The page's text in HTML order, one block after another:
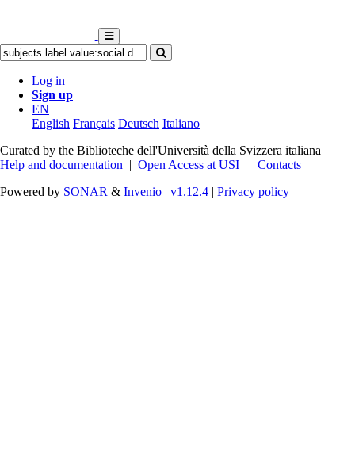
Log in
Sign up
EN
English Français Deutsch Italiano
Curated by the Biblioteche dell'Università della Svizzera italiana
Help and documentation | Open Access at USI | Contacts
Powered by SONAR & Invenio | v1.12.4 | Privacy policy